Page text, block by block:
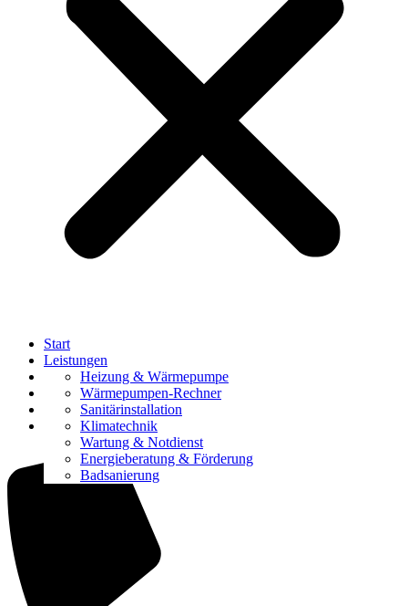
Start
Leistungen
Heizung & Wärmepumpe
Wärmepumpen-Rechner
Sanitärinstallation
Klimatechnik
Wartung & Notdienst
Energieberatung & Förderung
Badsanierung
Referenzen
Über uns
Karriere
Kontakt